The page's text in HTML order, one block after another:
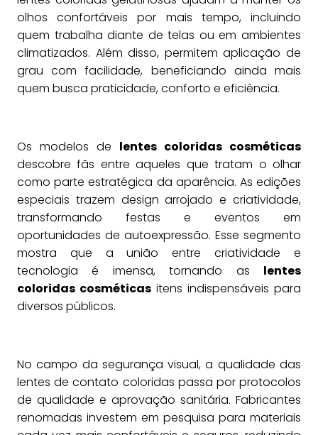
olhos confortáveis por mais tempo, incluindo
quem trabalha diante de telas ou em ambientes
climatizados. Além disso, permitem aplicação de
grau com facilidade, beneficiando ainda mais
quem busca praticidade, conforto e eficiência.
Os modelos de lentes coloridas cosméticas
descobre fãs entre aqueles que tratam o olhar
como parte estratégica da aparência. As edições
especiais trazem design arrojado e criatividade,
transformando festas e eventos em
oportunidades de autoexpressão. Esse segmento
mostra que a união entre criatividade e
tecnologia é imensa, tornando as lentes
coloridas cosméticas itens indispensáveis para
diversos públicos.
No campo da segurança visual, a qualidade das
lentes de contato coloridas passa por protocolos
de qualidade e aprovação sanitária. Fabricantes
renomadas investem em pesquisa para materiais